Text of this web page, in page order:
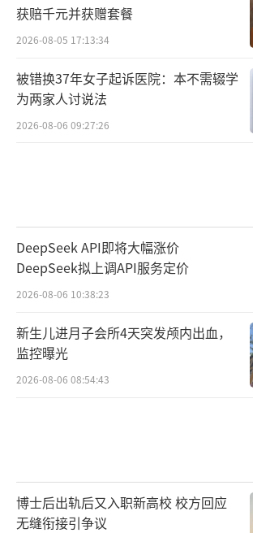
获赔千元并获赠套餐
2026-08-05 17:13:34
被错换37年女子起诉医院：本不需辍学
为两家人讨说法
2026-08-06 09:27:26
DeepSeek API即将大幅涨价
DeepSeek拟上调API服务定价
2026-08-06 10:38:23
新生儿进月子会所4天突发颅内出血，
监控曝光
2026-08-06 08:54:43
博士后出轨后又入职新高校 校方回应
无缝衔接引争议